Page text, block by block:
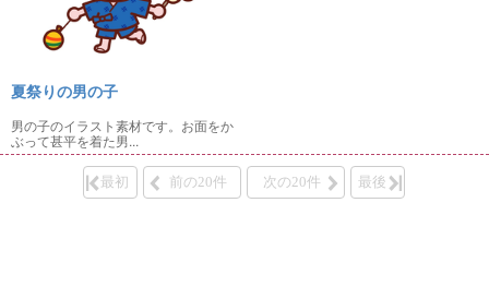
夏祭りの男の子
男の子のイラスト素材です。お面をか
ぶって甚平を着た男...
最初 前の20件 次の20件 最後